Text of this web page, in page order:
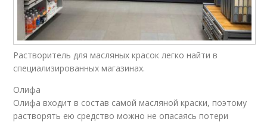
Растворитель для масляных красок легко найти в
специализированных магазинах.
Олифа
Олифа входит в состав самой масляной краски, поэтому
растворять ею средство можно не опасаясь потери